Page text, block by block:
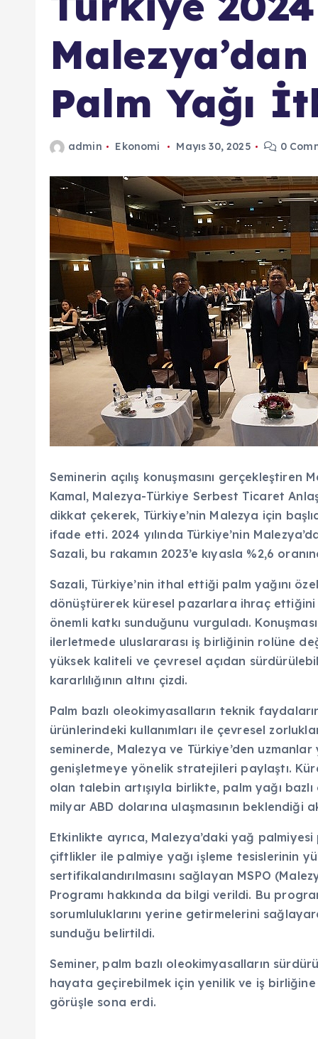
Palm Yağı
admin Ekonomi Mayıs 30, 2025 0
Seminerin açılış konuşmasını gerçekleştiren
Kamal, Malezya-Türkiye Serbest Ticaret
dikkat çekerek, Türkiye’nin Malezya için
ifade etti. 2024 yılında Türkiye’nin
Sazali, bu rakamın 2023’e kıyasla %2,6
Sazali, Türkiye’nin ithal ettiği palm yağını
dönüştürerek küresel pazarlara ihraç ettiğini
önemli katkı sunduğunu vurguladı.
ilerletmede uluslararası iş birliğinin rolüne
yüksek kaliteli ve çevresel açıdan
kararlılığının altını çizdi.
Palm bazlı oleokimyasalların teknik
ürünlerindeki kullanımları ile çevresel
seminerde, Malezya ve Türkiye’den
genişletmeye yönelik stratejileri paylaştı.
olan talebin artışıyla birlikte, palm yağı
milyar ABD dolarına ulaşmasının beklendiği
Etkinlikte ayrıca, Malezya’daki yağ
çiftlikler ile palmiye yağı işleme tesislerinin
sertifikalandırılmasını sağlayan MSPO
Programı hakkında da bilgi verildi. Bu
sorumluluklarını yerine getirmelerini
sunduğu belirtildi.
Seminer, palm bazlı oleokimyasalların
hayata geçirebilmek için yenilik ve iş
görüşle sona erdi.